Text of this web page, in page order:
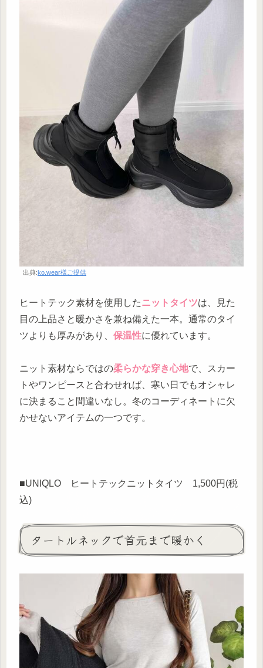
出典:ko.wear様ご提供
ヒートテック素材を使用したニットタイツは、見た
目の上品さと暖かさを兼ね備えた一本。通常のタイ
ツよりも厚みがあり、 保温性に優れています。
ニット素材ならではの柔らかな穿き心地で、スカー
トやワンピースと合わせれば、寒い日でもオシャレ
に決まること間違いなし。冬のコーディネートに欠
かせないアイテムの一つです。
■UNIQLO ヒートテックニットタイツ 1,500円(税
込)
タートルネックで首元まで暖かく